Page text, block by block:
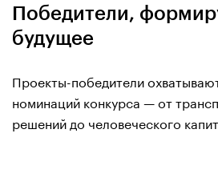
Победители,
будущее
Проекты-победители
номинаций конкурса — от
решений до человеческого